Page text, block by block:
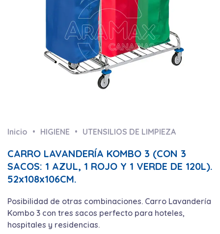
Inicio HIGIENE UTENSILIOS DE LIMPIEZA
CARRO LAVANDERÍA KOMBO 3 (CON 3
SACOS: 1 AZUL, 1 ROJO Y 1 VERDE DE 120L).
52x108x106CM.
Posibilidad de otras combinaciones. Carro Lavandería
Kombo 3 con tres sacos perfecto para hoteles,
hospitales y residencias.